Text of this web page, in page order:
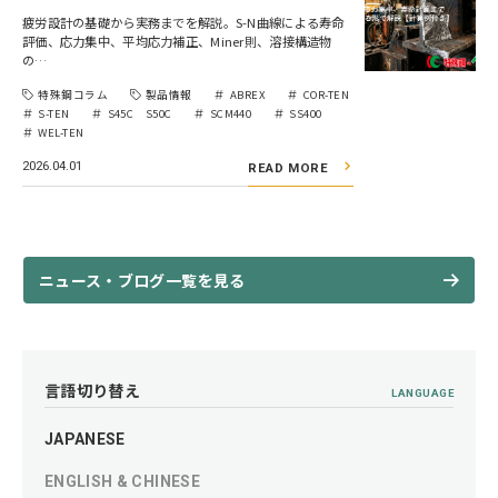
疲労設計の基礎から実務までを解説。S-N曲線による寿命
評価、応力集中、平均応力補正、Miner則、溶接構造物
の…
特殊鋼コラム 製品情報 ABREX
COR-TEN
S-TEN
S45C S50C SCM440
SS400
WEL-TEN
2026.04.01 READ MORE
ニュース・ブログ一覧を見る
言語切り替え LANGUAGE
JAPANESE
ENGLISH & CHINESE